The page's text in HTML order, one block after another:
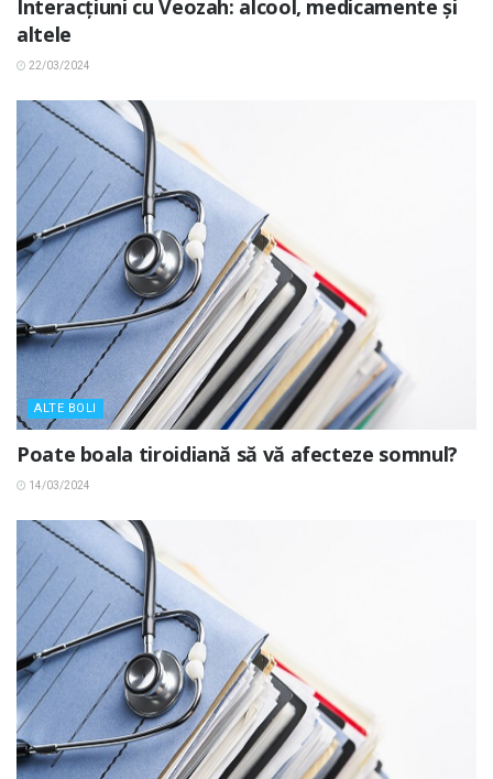
Interacțiuni cu Veozah: alcool, medicamente și
altele
22/03/2024
ALTE BOLI
Poate boala tiroidiană să vă afecteze somnul?
14/03/2024